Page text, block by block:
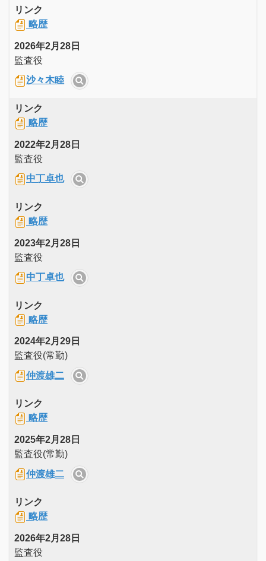
リンク
略歴
2026年2月28日
監査役
沙々木睦
リンク
略歴
2022年2月28日
監査役
中丁卓也
リンク
略歴
2023年2月28日
監査役
中丁卓也
リンク
略歴
2024年2月29日
監査役(常勤)
仲渡雄二
リンク
略歴
2025年2月28日
監査役(常勤)
仲渡雄二
リンク
略歴
2026年2月28日
監査役